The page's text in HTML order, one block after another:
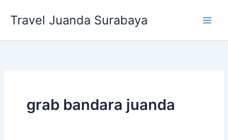
Travel Juanda Surabaya
grab bandara juanda